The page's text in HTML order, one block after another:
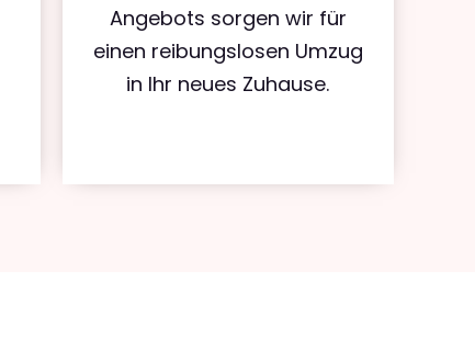
Angebots sorgen wir für
einen reibungslosen Umzug
in Ihr neues Zuhause.